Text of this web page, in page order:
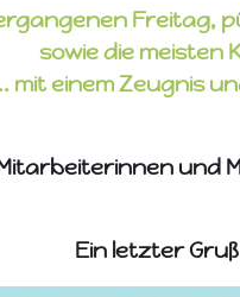
Freitag,
sowie die meisten
mit einem Zeugnis
und
Ein letzter